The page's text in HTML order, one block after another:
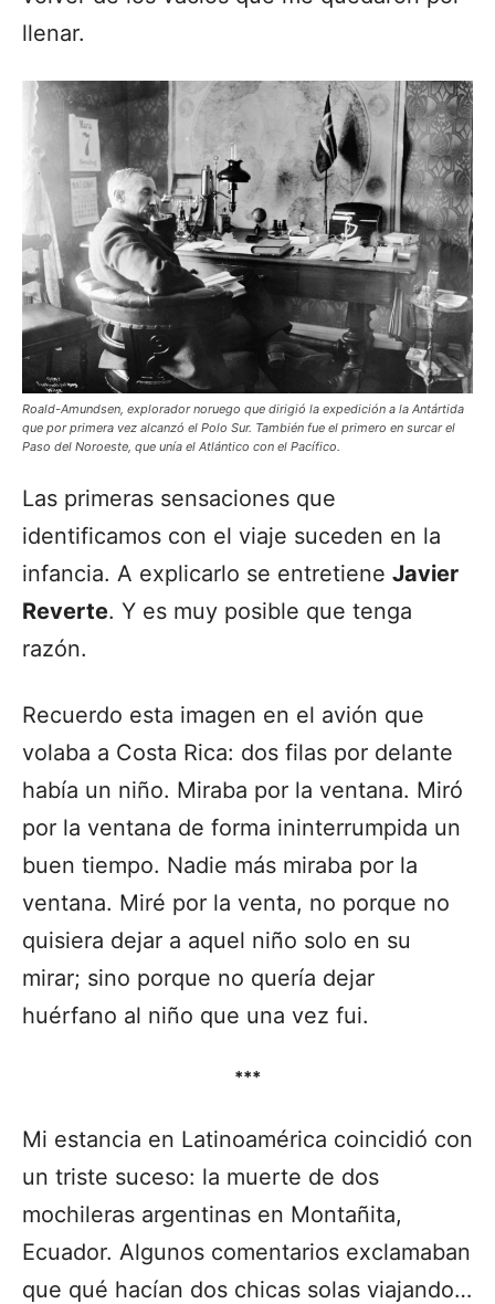
llenar.
Roald-Amundsen, explorador noruego que dirigió la expedición a la Antártida
que por primera vez alcanzó el Polo Sur. También fue el primero en surcar el
Paso del Noroeste, que unía el Atlántico con el Pacífico.
Las primeras sensaciones que
identificamos con el viaje suceden en la
infancia. A explicarlo se entretiene Javier
Reverte. Y es muy posible que tenga
razón.
Recuerdo esta imagen en el avión que
volaba a Costa Rica: dos filas por delante
había un niño. Miraba por la ventana. Miró
por la ventana de forma ininterrumpida un
buen tiempo. Nadie más miraba por la
ventana. Miré por la venta, no porque no
quisiera dejar a aquel niño solo en su
mirar; sino porque no quería dejar
huérfano al niño que una vez fui.
***
Mi estancia en Latinoamérica coincidió con
un triste suceso: la muerte de dos
mochileras argentinas en Montañita,
Ecuador. Algunos comentarios exclamaban
que qué hacían dos chicas solas viajando…